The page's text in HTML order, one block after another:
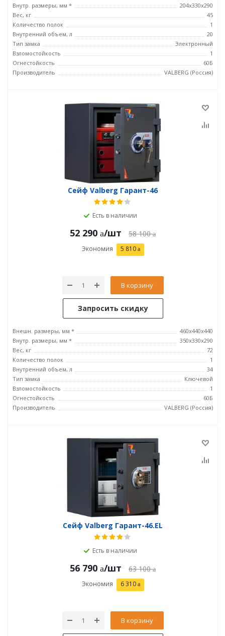
Внутр. размеры, мм *
204x330x290
Вес, кг
45
Количество полок
1
Внутренний объем, л
20
Тип замка
Электронный
Взломостойкость
1
Огнестойкость
60Б
Производитель
VALBERG (Россия)
Сейф Valberg Гарант-46
Есть в наличии
52 290 /шт 58 100
Экономия 5 810
В корзину
Запросить скидку
Внешн. размеры, мм *
460x440x440
Внутр. размеры, мм *
350х330х290
Вес, кг
72
Количество полок
1
Внутренний объем, л
34
Тип замка
Ключевой
Взломостойкость
1
Огнестойкость
60Б
Производитель
VALBERG (Россия)
Сейф Valberg Гарант-46.EL
Есть в наличии
56 790 /шт 63 100
Экономия 6 310
В корзину